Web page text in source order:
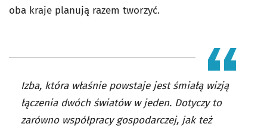
oba kraje planują razem tworzyć.
Izba, która właśnie powstaje jest śmiałą wizją
łączenia dwóch światów w jeden. Dotyczy to
zarówno współpracy gospodarczej, jak też